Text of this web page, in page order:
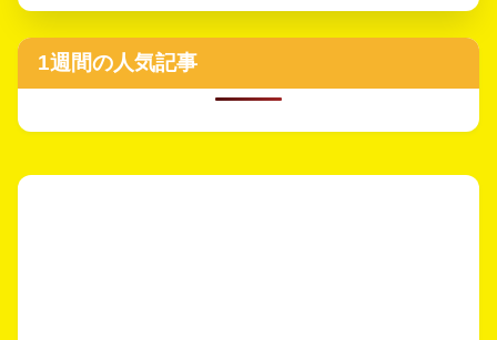
1週間の人気記事